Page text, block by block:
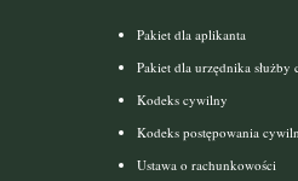
Pakiet dla aplikanta
Pakiet dla urzędnika służby
Kodeks cywilny
Kodeks postępowania
Ustawa o rachunkowości